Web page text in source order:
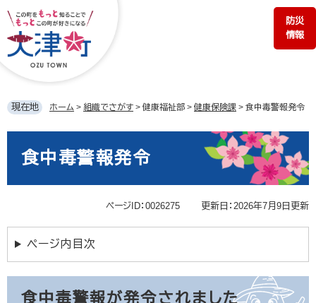
ジ
の
す。
ュ
ー
し
防災
情報
現在地 ホーム > 組織でさがす > 健康福祉部 > 健康保険課 > 食中毒警報発令
食中毒警報発令
ページID：0026275 更新日：2026年7月9日更新
ページ内目次
食中毒警報が発令されました